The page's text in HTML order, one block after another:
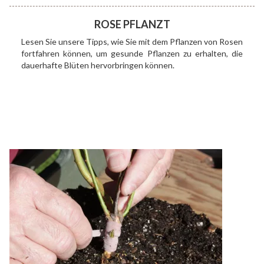
ROSE PFLANZT
Lesen Sie unsere Tipps, wie Sie mit dem Pflanzen von Rosen
fortfahren können, um gesunde Pflanzen zu erhalten, die
dauerhafte Blüten hervorbringen können.